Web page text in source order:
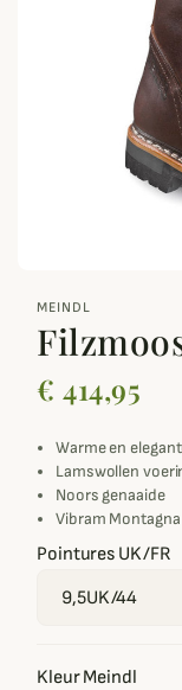
MEINDL
€ 414,95
Warme en
Lamswollen
Noors genaaide
Vibram
Pointures UK/FR
Kleur Meindl